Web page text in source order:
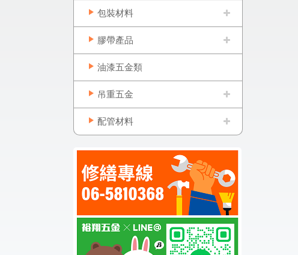
包裝材料
膠帶產品
油漆五金類
吊重五金
配管材料